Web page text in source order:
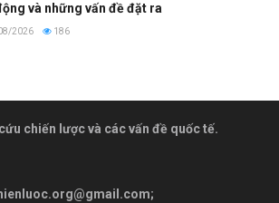
và những vấn đề đặt ra
2026 186
chiến lược và các vấn đề quốc tế.
;